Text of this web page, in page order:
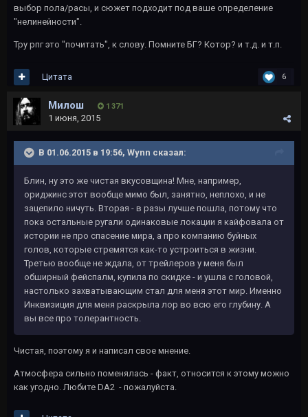
выбор пола/расы, и сюжет подходит под ваше определение
"нелинейности".
Тру рпг это "почитать", к слову. Помните БГ? Котор? и т.д. и т.п.
6
Цитата
Милош 1 371
1 июня, 2015
В 01.06.2015 в 19:56, Wynn сказал:
Блин, ну это же чистая вкусовщина! Мне, например,
ориджинс этот вообще мимо был, занятно, неплохо, и не
зацепило ничуть. Вторая - в разы лучше пошла, потому что
пока остальные ругали одинаковые локации я кайфовала от
истории не про спасение мира, а про компанию буйных
голов, которые стремятся как-то устроиться в жизни.
Третью вообще не ждала, от трейлеров у меня был
обширный фейспалм, купила по скидке - и ушла с головой,
настолько захватывающим стал для меня этот мир. Именно
Инквизиция для меня раскрыла лор во всю его глубину. А
вы все про толерантность.
Чистая, поэтому я и написал свое мнение.
Атмосфера сильно поменялась - факт, относится к этому можно
как угодно. Любите DA2 - пожалуйста.